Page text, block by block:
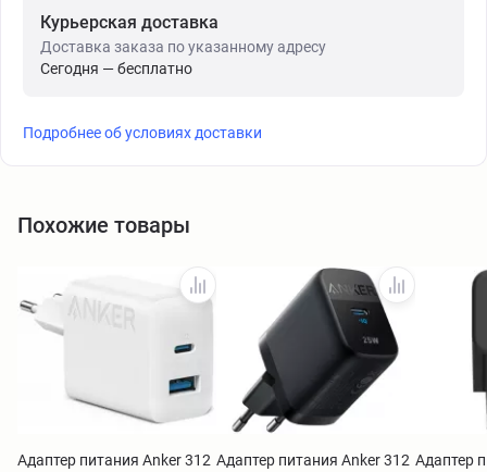
Курьерская доставка
Доставка заказа по указанному адресу
Сегодня — бесплатно
Подробнее об условиях доставки
Похожие товары
Адаптер питания Anker 312 Адаптер питания Anker 312 Адаптер